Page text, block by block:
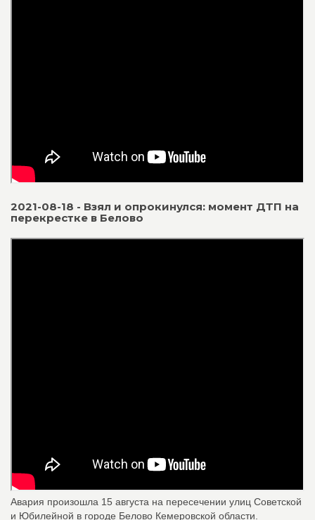
2021-08-18 - Взял и опрокинулся: момент ДТП на
перекрестке в Белово
Авария произошла 15 августа на пересечении улиц Советской
и Юбилейной в городе Белово Кемеровской области.